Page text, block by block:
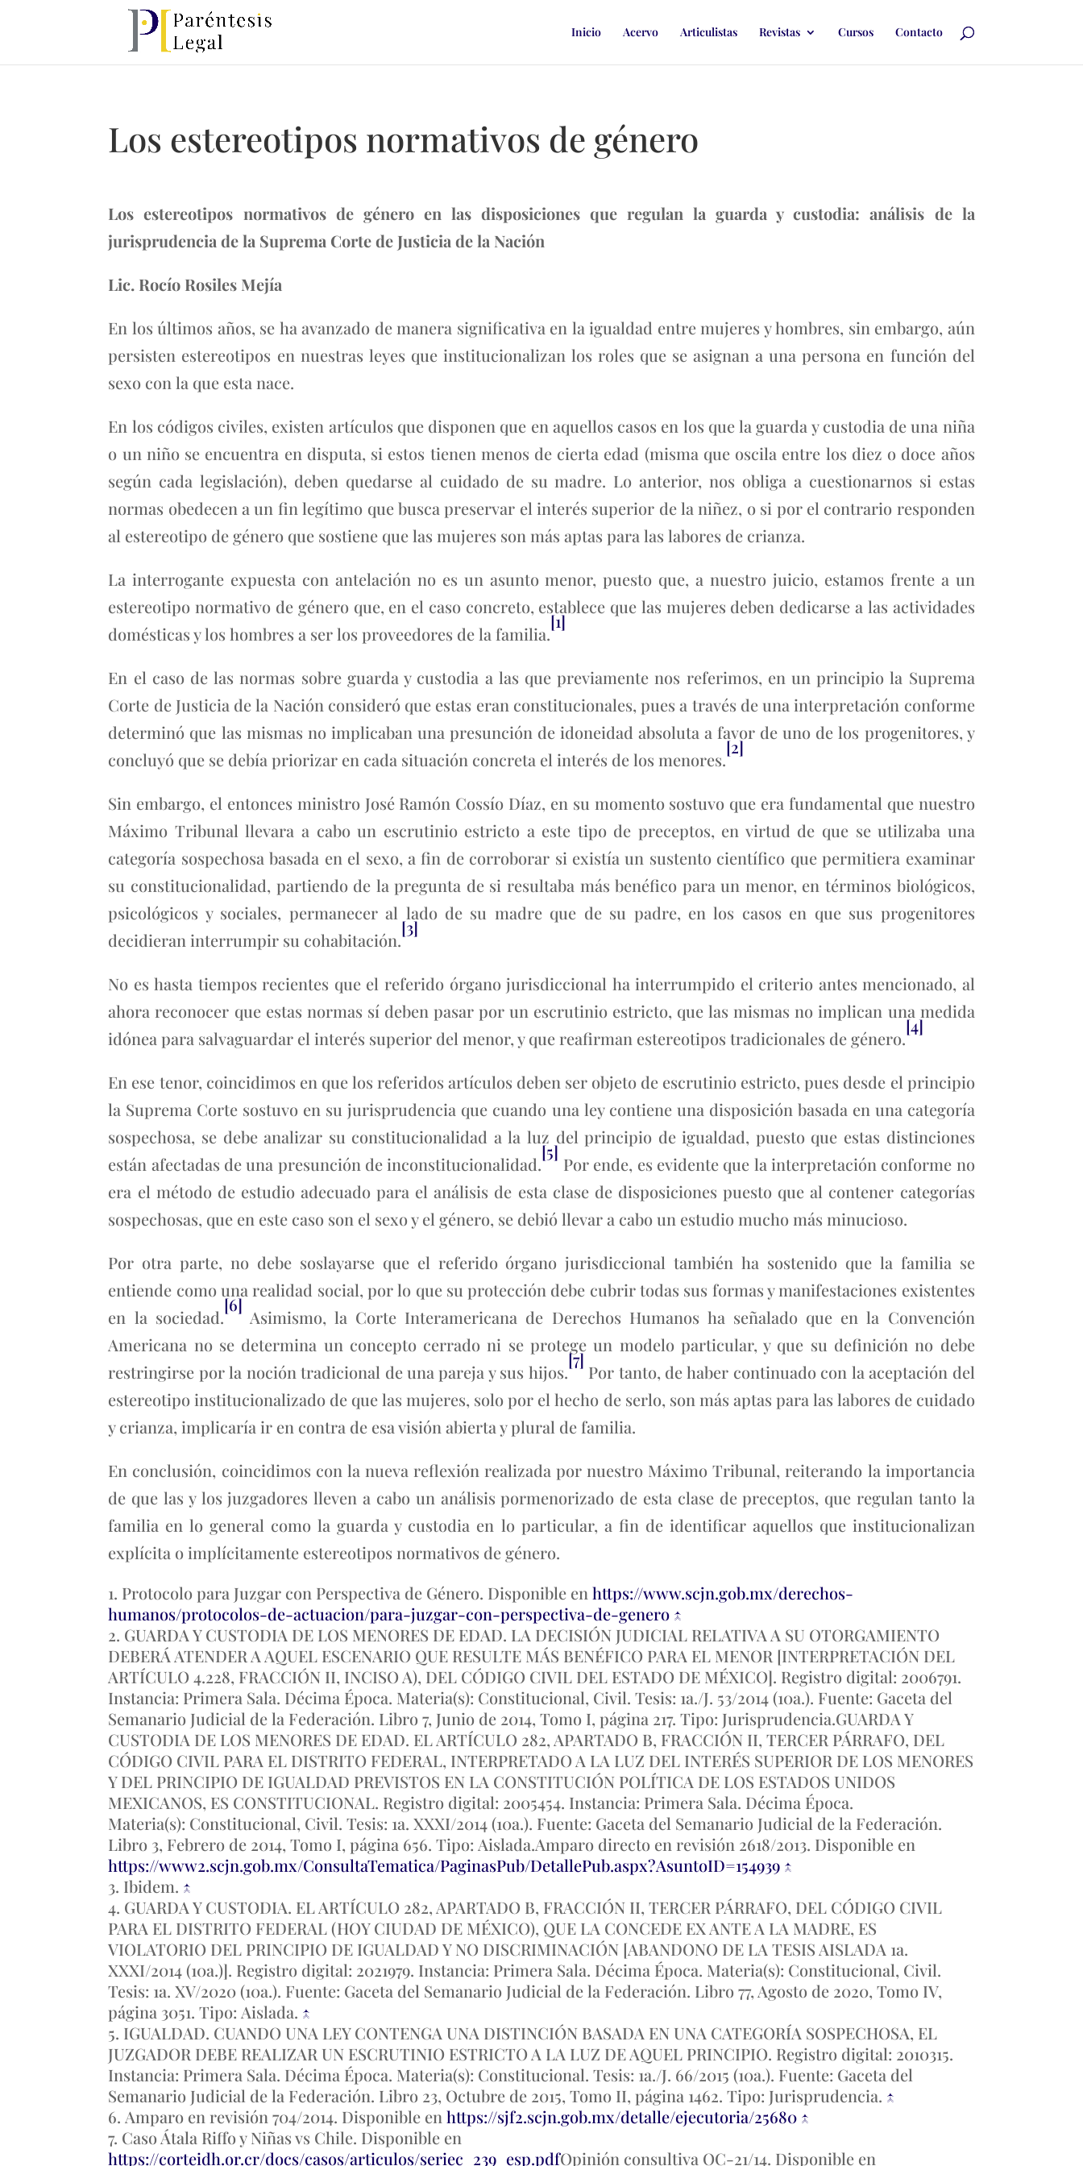
Inicio Acervo Articulistas Revistas Cursos Contacto
Los estereotipos normativos de género
Los estereotipos normativos de género en las disposiciones que regulan la guarda y custodia: análisis de la
jurisprudencia de la Suprema Corte de Justicia de la Nación
Lic. Rocío Rosiles Mejía
En los últimos años, se ha avanzado de manera significativa en la igualdad entre mujeres y hombres, sin embargo, aún
persisten estereotipos en nuestras leyes que institucionalizan los roles que se asignan a una persona en función del
sexo con la que esta nace.
En los códigos civiles, existen artículos que disponen que en aquellos casos en los que la guarda y custodia de una niña
o un niño se encuentra en disputa, si estos tienen menos de cierta edad (misma que oscila entre los diez o doce años
según cada legislación), deben quedarse al cuidado de su madre. Lo anterior, nos obliga a cuestionarnos si estas
normas obedecen a un fin legítimo que busca preservar el interés superior de la niñez, o si por el contrario responden
al estereotipo de género que sostiene que las mujeres son más aptas para las labores de crianza.
La interrogante expuesta con antelación no es un asunto menor, puesto que, a nuestro juicio, estamos frente a un
estereotipo normativo de género que, en el caso concreto, establece que las mujeres deben dedicarse a las actividades
domésticas y los hombres a ser los proveedores de la familia.
[1]
En el caso de las normas sobre guarda y custodia a las que previamente nos referimos, en un principio la Suprema
Corte de Justicia de la Nación consideró que estas eran constitucionales, pues a través de una interpretación conforme
determinó que las mismas no implicaban una presunción de idoneidad absoluta a favor de uno de los progenitores, y
concluyó que se debía priorizar en cada situación concreta el interés de los menores.
[2]
Sin embargo, el entonces ministro José Ramón Cossío Díaz, en su momento sostuvo que era fundamental que nuestro
Máximo Tribunal llevara a cabo un escrutinio estricto a este tipo de preceptos, en virtud de que se utilizaba una
categoría sospechosa basada en el sexo, a fin de corroborar si existía un sustento científico que permitiera examinar
su constitucionalidad, partiendo de la pregunta de si resultaba más benéfico para un menor, en términos biológicos,
psicológicos y sociales, permanecer al lado de su madre que de su padre, en los casos en que sus progenitores
decidieran interrumpir su cohabitación.
[3]
No es hasta tiempos recientes que el referido órgano jurisdiccional ha interrumpido el criterio antes mencionado, al
ahora reconocer que estas normas sí deben pasar por un escrutinio estricto, que las mismas no implican una medida
idónea para salvaguardar el interés superior del menor, y que reafirman estereotipos tradicionales de género.
[4]
En ese tenor, coincidimos en que los referidos artículos deben ser objeto de escrutinio estricto, pues desde el principio
la Suprema Corte sostuvo en su jurisprudencia que cuando una ley contiene una disposición basada en una categoría
sospechosa, se debe analizar su constitucionalidad a la luz del principio de igualdad, puesto que estas distinciones
están afectadas de una presunción de inconstitucionalidad.
[5]
Por ende, es evidente que la interpretación conforme no
era el método de estudio adecuado para el análisis de esta clase de disposiciones puesto que al contener categorías
sospechosas, que en este caso son el sexo y el género, se debió llevar a cabo un estudio mucho más minucioso.
Por otra parte, no debe soslayarse que el referido órgano jurisdiccional también ha sostenido que la familia se
entiende como una realidad social, por lo que su protección debe cubrir todas sus formas y manifestaciones existentes
en la sociedad.
[6]
Asimismo, la Corte Interamericana de Derechos Humanos ha señalado que en la Convención
Americana no se determina un concepto cerrado ni se protege un modelo particular, y que su definición no debe
restringirse por la noción tradicional de una pareja y sus hijos.
[7]
Por tanto, de haber continuado con la aceptación del
estereotipo institucionalizado de que las mujeres, solo por el hecho de serlo, son más aptas para las labores de cuidado
y crianza, implicaría ir en contra de esa visión abierta y plural de familia.
En conclusión, coincidimos con la nueva reflexión realizada por nuestro Máximo Tribunal, reiterando la importancia
de que las y los juzgadores lleven a cabo un análisis pormenorizado de esta clase de preceptos, que regulan tanto la
familia en lo general como la guarda y custodia en lo particular, a fin de identificar aquellos que institucionalizan
explícita o implícitamente estereotipos normativos de género.
Protocolo para Juzgar con Perspectiva de Género. Disponible enhttps://www.scjn.gob.mx/derechos-
humanos/protocolos-de-actuacion/para-juzgar-con-perspectiva-de-genero ↑
GUARDA Y CUSTODIA DE LOS MENORES DE EDAD. LA DECISIÓN JUDICIAL RELATIVA A SU OTORGAMIENTO
DEBERÁ ATENDER A AQUEL ESCENARIO QUE RESULTE MÁS BENÉFICO PARA EL MENOR [INTERPRETACIÓN DEL
ARTÍCULO 4.228, FRACCIÓN II, INCISO A), DEL CÓDIGO CIVIL DEL ESTADO DE MÉXICO]. Registro digital: 2006791.
Instancia: Primera Sala. Décima Época. Materia(s): Constitucional, Civil. Tesis: 1a./J. 53/2014 (10a.). Fuente: Gaceta del
Semanario Judicial de la Federación. Libro 7, Junio de 2014, Tomo I, página 217. Tipo: Jurisprudencia.GUARDA Y
CUSTODIA DE LOS MENORES DE EDAD. EL ARTÍCULO 282, APARTADO B, FRACCIÓN II, TERCER PÁRRAFO, DEL
CÓDIGO CIVIL PARA EL DISTRITO FEDERAL, INTERPRETADO A LA LUZ DEL INTERÉS SUPERIOR DE LOS MENORES
Y DEL PRINCIPIO DE IGUALDAD PREVISTOS EN LA CONSTITUCIÓN POLÍTICA DE LOS ESTADOS UNIDOS
MEXICANOS, ES CONSTITUCIONAL. Registro digital: 2005454. Instancia: Primera Sala. Décima Época.
Materia(s): Constitucional, Civil. Tesis: 1a. XXXI/2014 (10a.). Fuente: Gaceta del Semanario Judicial de la Federación.
Libro 3, Febrero de 2014, Tomo I, página 656. Tipo: Aislada.Amparo directo en revisión 2618/2013. Disponible en
https://www2.scjn.gob.mx/ConsultaTematica/PaginasPub/DetallePub.aspx?AsuntoID=154939 ↑
Ibidem. ↑
GUARDA Y CUSTODIA. EL ARTÍCULO 282, APARTADO B, FRACCIÓN II, TERCER PÁRRAFO, DEL CÓDIGO CIVIL
PARA EL DISTRITO FEDERAL (HOY CIUDAD DE MÉXICO), QUE LA CONCEDE EX ANTE A LA MADRE, ES
VIOLATORIO DEL PRINCIPIO DE IGUALDAD Y NO DISCRIMINACIÓN [ABANDONO DE LA TESIS AISLADA 1a.
XXXI/2014 (10a.)]. Registro digital: 2021979. Instancia: Primera Sala. Décima Época. Materia(s): Constitucional, Civil.
Tesis: 1a. XV/2020 (10a.). Fuente: Gaceta del Semanario Judicial de la Federación. Libro 77, Agosto de 2020, Tomo IV,
página 3051. Tipo: Aislada. ↑
IGUALDAD. CUANDO UNA LEY CONTENGA UNA DISTINCIÓN BASADA EN UNA CATEGORÍA SOSPECHOSA, EL
JUZGADOR DEBE REALIZAR UN ESCRUTINIO ESTRICTO A LA LUZ DE AQUEL PRINCIPIO. Registro digital: 2010315.
Instancia: Primera Sala. Décima Época. Materia(s): Constitucional. Tesis: 1a./J. 66/2015 (10a.). Fuente: Gaceta del
Semanario Judicial de la Federación. Libro 23, Octubre de 2015, Tomo II, página 1462. Tipo: Jurisprudencia. ↑
Amparo en revisión 704/2014. Disponible enhttps://sjf2.scjn.gob.mx/detalle/ejecutoria/25680 ↑
Caso Átala Riffo y Niñas vs Chile. Disponible en
https://corteidh.or.cr/docs/casos/articulos/seriec_239_esp.pdfOpinión consultiva OC-21/14. Disponible en